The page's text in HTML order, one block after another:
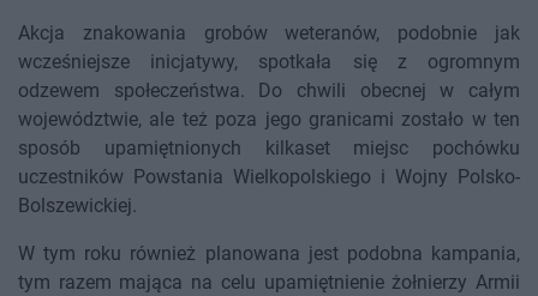
Akcja znakowania grobów weteranów, podobnie jak
wcześniejsze inicjatywy, spotkała się z ogromnym
odzewem społeczeństwa. Do chwili obecnej w całym
województwie, ale też poza jego granicami zostało w ten
sposób upamiętnionych kilkaset miejsc pochówku
uczestników Powstania Wielkopolskiego i Wojny Polsko-
Bolszewickiej.
W tym roku również planowana jest podobna kampania,
tym razem mająca na celu upamiętnienie żołnierzy Armii